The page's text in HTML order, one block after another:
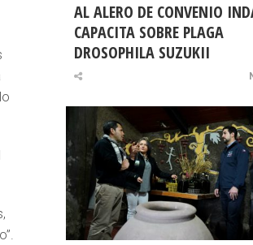
AL ALERO DE CONVENIO
CAPACITA SOBRE PLAGA
DROSOPHILA SUZUKII